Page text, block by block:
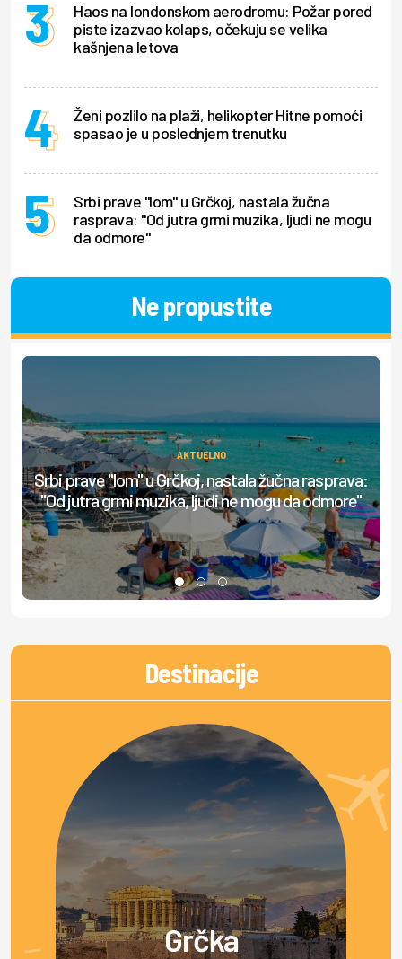
Haos na londonskom aerodromu: Požar pored
piste izazvao kolaps, očekuju se velika
kašnjena letova
Ženi pozlilo na plaži, helikopter Hitne pomoći
spasao je u poslednjem trenutku
Srbi prave "lom" u Grčkoj, nastala žučna
rasprava: "Od jutra grmi muzika, ljudi ne mogu
da odmore"
Ne propustite
AKTUELNO
Srbi prave "lom" u Grčkoj, nastala žučna rasprava:
"Od jutra grmi muzika, ljudi ne mogu da odmore"
Destinacije
Grčka